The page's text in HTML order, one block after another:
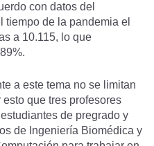
con datos del
tiempo de la pandemia el
a 10.115, lo que
a este tema no se limitan
que tres profesores
de pregrado y
de Ingeniería Biomédica y